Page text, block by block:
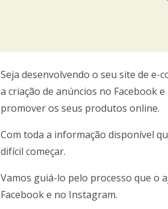
Seja desenvolvendo o seu site de
a criação de anúncios no Facebook
promover os seus produtos online.
Com toda a informação disponível
difícil começar.
Vamos guiá-lo pelo processo que o
Facebook e no Instagram.